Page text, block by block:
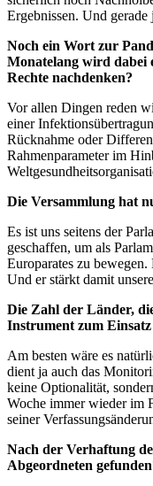
Ergebnissen. Und gerade
Noch ein Wort zur
Monatelang wird dabei
Rechte nachdenken?
Vor allen Dingen reden
einer
Rücknahme oder
Rahmenparameter im
Die Versammlung hat
Es ist uns seitens der
geschaffen, um als
Europarates zu
Und er stärkt damit
Die Zahl der Länder,
Instrument zum
Am besten wäre es
dient ja auch das
keine Optionalität,
Woche immer wieder im
seiner
Nach der Verhaftung
Abgeordneten